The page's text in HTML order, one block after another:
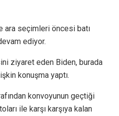
ara seçimleri öncesi batı
ediyor.
ziyaret eden Biden, burada
konuşma yaptı.
konvoyunun geçtiği
ile karşı karşıya kalan